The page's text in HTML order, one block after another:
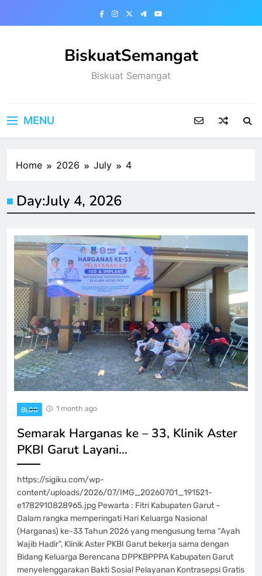
BiskuatSemangat
Biskuat Semangat
MENU
Home 2026 July 4
Day:July 4, 2026
BLOG 1 month ago
Semarak Harganas ke – 33, Klinik Aster
PKBI Garut Layani…
https://sigiku.com/wp-
content/uploads/2026/07/IMG_20260701_191521-
e1782910828965.jpg Pewarta : Fitri Kabupaten Garut –
Dalam rangka memperingati Hari Keluarga Nasional
(Harganas) ke-33 Tahun 2026 yang mengusung tema “Ayah
Wajib Hadir”, Klinik Aster PKBI Garut bekerja sama dengan
Bidang Keluarga Berencana DPPKBPPPA Kabupaten Garut
menyelenggarakan Bakti Sosial Pelayanan Kontrasepsi Gratis